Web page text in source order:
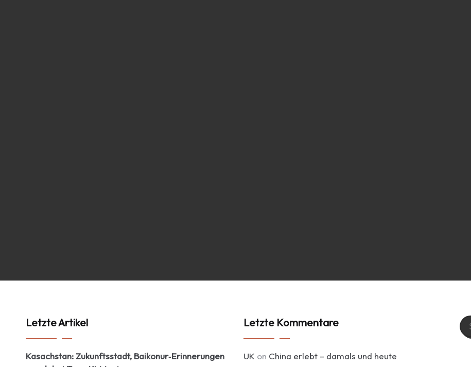
Letzte Artikel
Kasachstan: Zukunftsstadt, Baikonur‑Erinnerungen
Letzte Kommentare
UK on China erlebt – damals und heute